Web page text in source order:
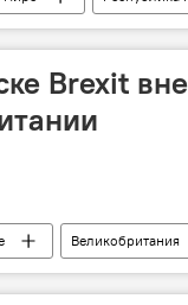
граница
Brexit
Великобритания